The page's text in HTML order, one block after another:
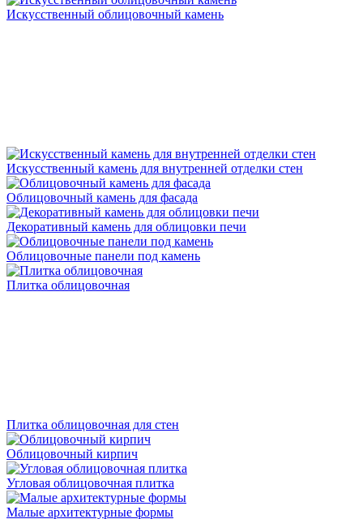
Искусственный облицовочный камень
Искусственный камень для внутренней отделки стен
Облицовочный камень для фасада
Декоративный камень для облицовки печи
Облицовочные панели под камень
Плитка облицовочная
Плитка облицовочная для стен
Облицовочный кирпич
Угловая облицовочная плитка
Малые архитектурные формы